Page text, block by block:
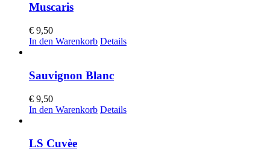
Muscaris
€ 9,50
In den Warenkorb Details
Sauvignon Blanc
€ 9,50
In den Warenkorb Details
LS Cuvèe